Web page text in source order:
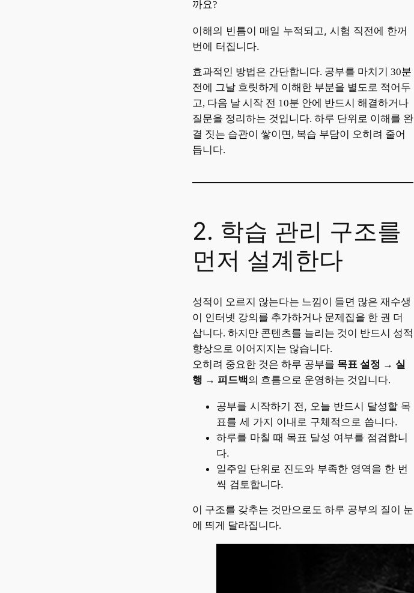
까요?
이해의 빈틈이 매일 누적되고, 시험 직전에 한꺼
번에 터집니다.
효과적인 방법은 간단합니다. 공부를 마치기 30분
전에 그날 흐릿하게 이해한 부분을 별도로 적어두
고, 다음 날 시작 전 10분 안에 반드시 해결하거나
질문을 정리하는 것입니다. 하루 단위로 이해를 완
결 짓는 습관이 쌓이면, 복습 부담이 오히려 줄어
듭니다.
2. 학습 관리 구조를
먼저 설계한다
성적이 오르지 않는다는 느낌이 들면 많은 재수생
이 인터넷 강의를 추가하거나 문제집을 한 권 더
삽니다. 하지만 콘텐츠를 늘리는 것이 반드시 성적
향상으로 이어지지는 않습니다.
오히려 중요한 것은 하루 공부를 목표 설정 → 실
행 → 피드백의 흐름으로 운영하는 것입니다.
공부를 시작하기 전, 오늘 반드시 달성할 목
표를 세 가지 이내로 구체적으로 씁니다.
하루를 마칠 때 목표 달성 여부를 점검합니
다.
일주일 단위로 진도와 부족한 영역을 한 번
씩 검토합니다.
이 구조를 갖추는 것만으로도 하루 공부의 질이 눈
에 띄게 달라집니다.